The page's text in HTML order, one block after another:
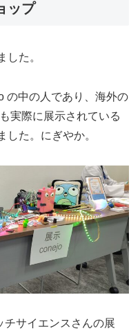
ップ
した。
の中の人であり、海外の
実際に展示されている
した。にぎやか。
チサイエンスさんの展